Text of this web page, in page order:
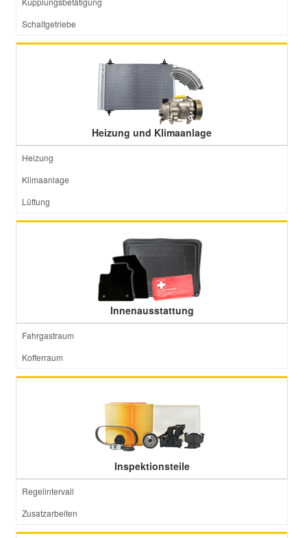
Schaltgetriebe
Heizung und Klimaanlage
Heizung
Klimaanlage
Lüftung
Innenausstattung
Fahrgastraum
Kofferraum
Inspektionsteile
Regelintervall
Zusatzarbeiten